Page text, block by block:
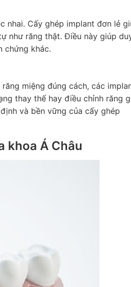
nhai. Cấy ghép implant đơn lẻ
như răng thật. Điều này giúp
chứng khác.
miệng đúng cách, các
thay thế hay điều chỉnh răng
và bền vững của cấy ghép
khoa Á Châu